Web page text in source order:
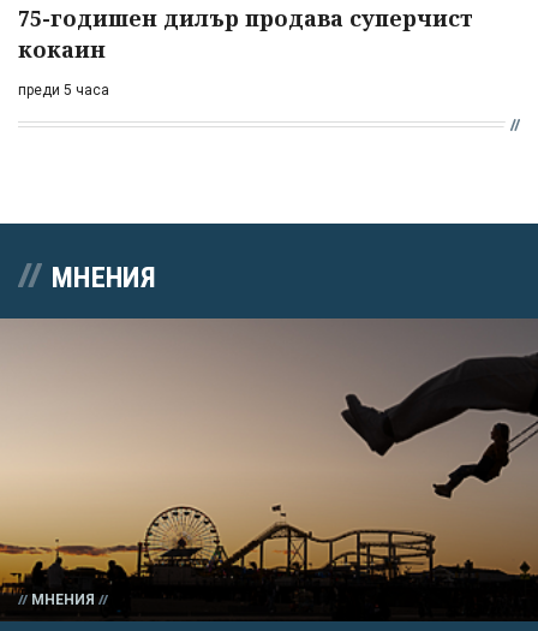
75-годишен дилър продава суперчист
кокаин
преди 5 часа
МНЕНИЯ
МНЕНИЯ